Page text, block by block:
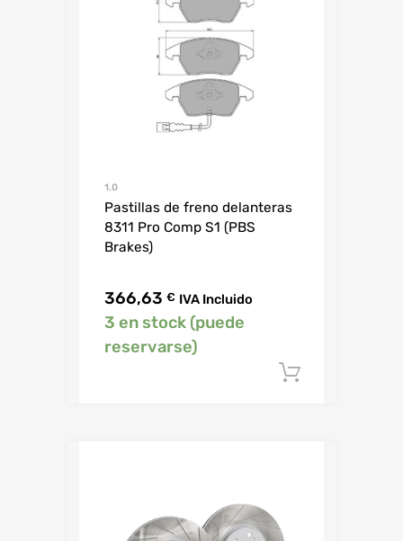
1.0
Pastillas de freno delanteras
8311 Pro Comp S1 (PBS
Brakes)
366,63 € IVA Incluido
3 en stock (puede
reservarse)